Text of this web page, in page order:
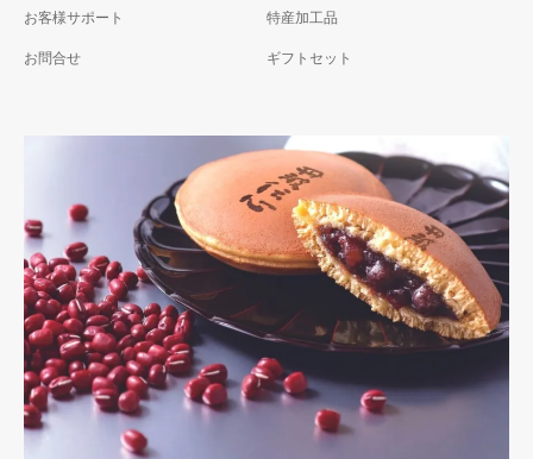
お客様サポート
お問合せ
特産加工品
ギフトセット